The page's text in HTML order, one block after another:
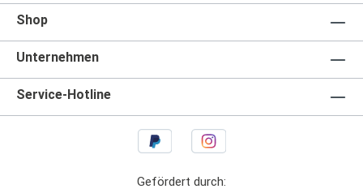
Shop
Unternehmen
Service-Hotline
Gefördert durch: